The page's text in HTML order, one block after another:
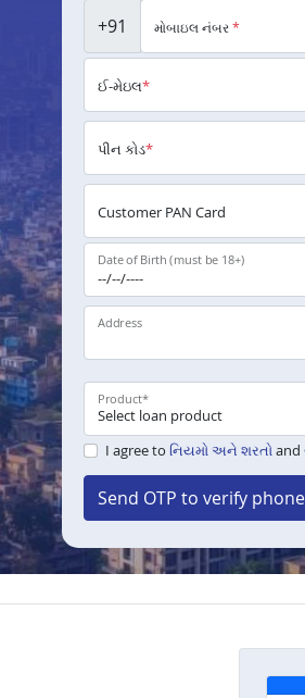
+91 મોબાઇલ નંબર*
ઈ-મેઇલ*
પીન કોડ*
Customer PAN Card
Date of Birth (must be 18+)
Address
Product*
I agree to નિયમો અને શરતો and
Send OTP to verify